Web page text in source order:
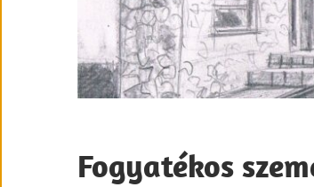
Fogyatékos